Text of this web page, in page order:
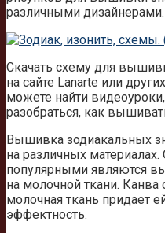
различными дизайнерами.
Скачать схему для
на сайте Lanarte или
можете найти
разобраться, как
Вышивка зодиакальных
на различных
популярными являются
на молочной ткани.
молочная ткань придает
эффектность.